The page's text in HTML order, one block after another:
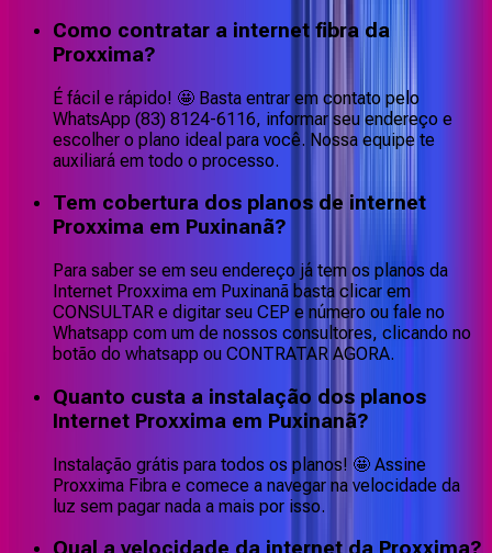
Como contratar a internet fibra da
Proxxima?
É fácil e rápido! 🤩 Basta entrar em contato pelo
WhatsApp (83) 8124-6116, informar seu endereço e
escolher o plano ideal para você. Nossa equipe te
auxiliará em todo o processo.
Tem cobertura dos planos de internet
Proxxima em Puxinanã?
Para saber se em seu endereço já tem os planos da
Internet Proxxima em Puxinanã basta clicar em
CONSULTAR e digitar seu CEP e número ou fale no
Whatsapp com um de nossos consultores, clicando no
botão do whatsapp ou CONTRATAR AGORA.
Quanto custa a instalação dos planos
Internet Proxxima em Puxinanã?
Instalação grátis para todos os planos! 🤩 Assine
Proxxima Fibra e comece a navegar na velocidade da
luz sem pagar nada a mais por isso.